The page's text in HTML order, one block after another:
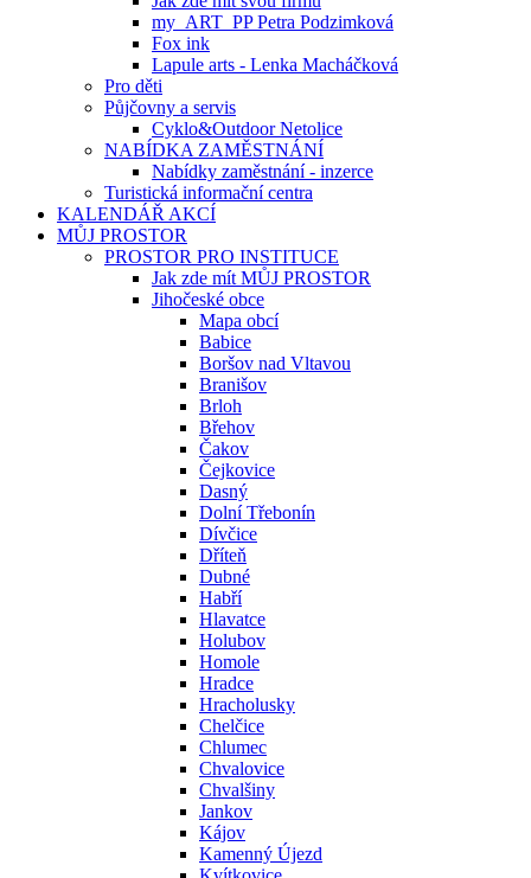
my_ART_PP Petra Podzimková
Fox ink
Lapule arts - Lenka Macháčková
Pro děti
Půjčovny a servis
Cyklo&Outdoor Netolice
NABÍDKA ZAMĚSTNÁNÍ
Nabídky zaměstnání - inzerce
Turistická informační centra
KALENDÁŘ AKCÍ
MŮJ PROSTOR
PROSTOR PRO INSTITUCE
Jak zde mít MŮJ PROSTOR
Jihočeské obce
Mapa obcí
Babice
Boršov nad Vltavou
Branišov
Brloh
Břehov
Čakov
Čejkovice
Dasný
Dolní Třebonín
Dívčice
Dříteň
Dubné
Habří
Hlavatce
Holubov
Homole
Hradce
Hracholusky
Chelčice
Chlumec
Chvalovice
Chvalšiny
Jankov
Kájov
Kamenný Újezd